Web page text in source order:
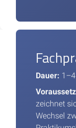
Dauer:
zeichnet
Wechsel